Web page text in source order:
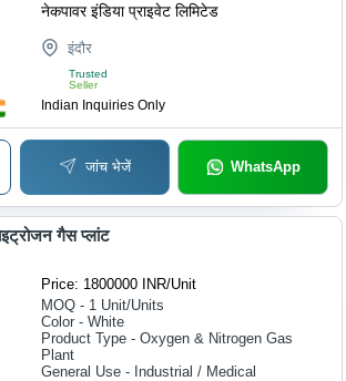
नेकपावर इंडिया प्राइवेट लिमिटेड
इंदौर
Trusted
Seller
Indian Inquiries Only
जांच भेजें WhatsApp
गैस प्लांट
Price: 1800000 INR/Unit
MOQ - 1 Unit/Units
Color - White
Product Type - Oxygen & Nitrogen Gas
Plant
General Use - Industrial / Medical